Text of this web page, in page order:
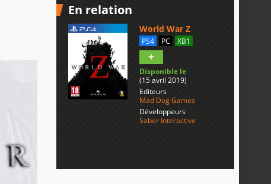
En relation
World War Z
PS4 PC XB1
Disponible le
(15 avril 2019)
Editeurs
Mad Dog Games
Développeurs
Saber Interactive